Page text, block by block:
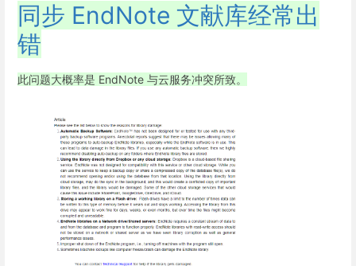
同步 EndNote 文献库经常出
错
此问题大概率是 EndNote 与云服务冲突所致。